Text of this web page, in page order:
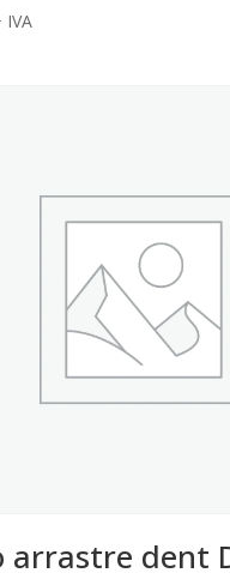
IVA
arrastre dent